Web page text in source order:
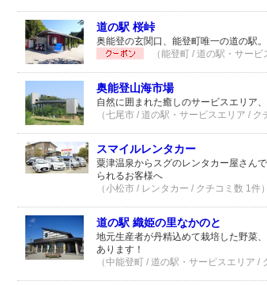
道の駅 桜峠
奥能登の玄関口、能登町唯一の道の駅
（能登町 / 道の駅・サー
奥能登山海市場
自然に囲まれた癒しのサービスエリア
（七尾市 / 道の駅・サービスエリア / ク
スマイルレンタカー
粟津温泉からスグのレンタカー屋さん
られるお客様へ
（小松市 / レンタカー / クチコミ数 1件）
道の駅 織姫の里なかのと
地元生産者が丹精込めて栽培した野菜
あります！
（中能登町 / 道の駅・サービスエリア /